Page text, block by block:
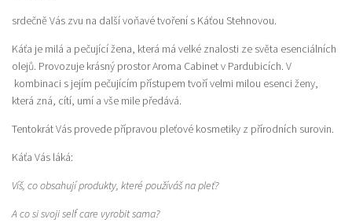
srdečně Vás zvu na další voňavé tvoření s Káťou Stehnovou.
Káťa je milá a pečující žena, která má velké znalosti ze světa esenciálních
olejů. Provozuje krásný prostor Aroma Cabinet v Pardubicích. V
kombinaci s jejím pečujícím přístupem tvoří velmi milou esenci ženy,
která zná, cítí, umí a vše mile předává.
Tentokrát Vás provede přípravou pleťové kosmetiky z přírodních surovin.
Káťa Vás láká:
Víš, co obsahují produkty, které používáš na pleť?
A co si svoji self care vyrobit sama?